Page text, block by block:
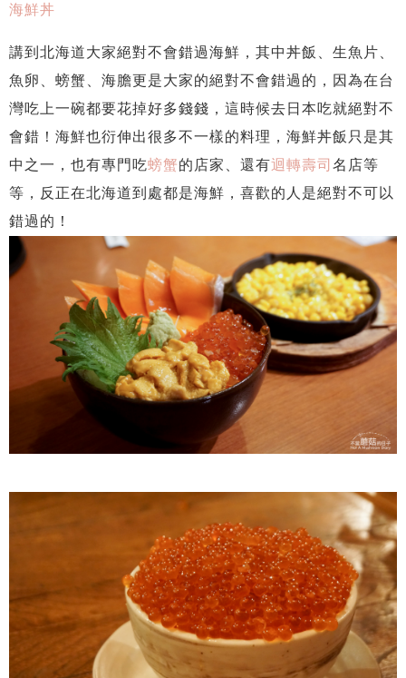
海鮮丼
講到北海道大家絕對不會錯過海鮮，其中丼飯、生魚片、
魚卵、螃蟹、海膽更是大家的絕對不會錯過的，因為在台
灣吃上一碗都要花掉好多錢錢，這時候去日本吃就絕對不
會錯！海鮮也衍伸出很多不一樣的料理，海鮮丼飯只是其
中之一，也有專門吃螃蟹的店家、還有迴轉壽司 名店等
等，反正在北海道到處都是海鮮，喜歡的人是絕對不可以
錯過的！